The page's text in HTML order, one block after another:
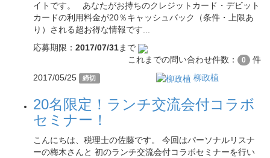
イトです。 あなたがお持ちのクレジットカード・デビット
カードの利用料金が20％キャッシュバック（条件・上限あ
り）される超お得な情報です...
応募期限： 2017/07/31まで
これまでの問い合わせ件数：
0
件
2017/05/25
締切 柳政植
20名限定！ランチ交流会付コラボ
セミナー！
こんにちは、税理士の佐藤です。 今回はパーソナルリスナ
ーの梅木さんと 初のランチ交流会付コラボセミナーを行い